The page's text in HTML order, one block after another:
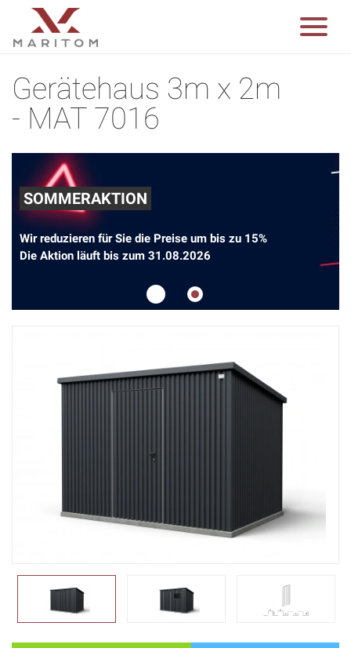
Gerätehaus 3m x 2m
- MAT 7016
SOMMERAKTION
Wir reduzieren für Sie die Preise um bis zu 15%
Die Aktion läuft bis zum 31.08.2026